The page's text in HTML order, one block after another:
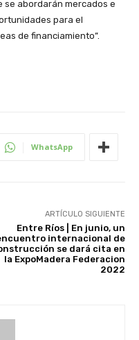
abordarán mercados e
para el
de financiamiento”.
WhatsApp
ARTÍCULO SIGUIENTE
Entre Ríos | En junio, un
internacional de
se dará cita en
la ExpoMadera Federacion
2022